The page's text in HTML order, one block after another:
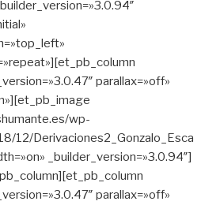
parallax=»off»
wp-
12/Derivaciones2_Gonzalo_Esca
_builder_version=»3.0.94″]
parallax=»off»